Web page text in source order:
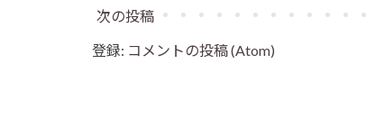
次の投稿
登録: コメントの投稿 (Atom)